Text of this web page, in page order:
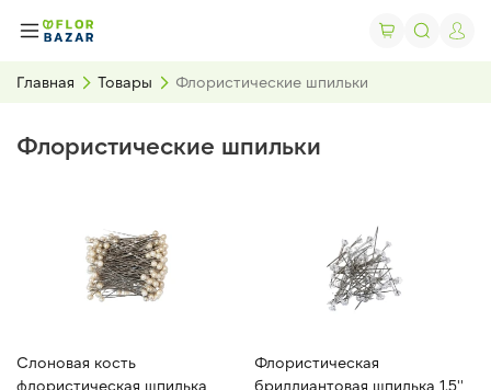
Главная Товары Флористические шпильки
Флористические шпильки
Слоновая кость
флористическая шпилька
Флористическая
бриллиантовая шпилька 1,5''